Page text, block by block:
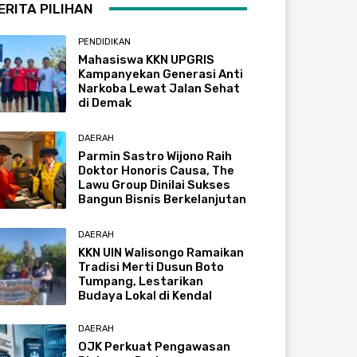
PILIHAN
PENDIDIKAN
Mahasiswa KKN UPGRIS
Kampanyekan Generasi Anti
Narkoba Lewat Jalan Sehat
di Demak
DAERAH
Parmin Sastro Wijono Raih
Doktor Honoris Causa, The
Lawu Group Dinilai Sukses
Bangun Bisnis Berkelanjutan
DAERAH
KKN UIN Walisongo Ramaikan
Tradisi Merti Dusun Boto
Tumpang, Lestarikan
Budaya Lokal di Kendal
DAERAH
OJK Perkuat Pengawasan